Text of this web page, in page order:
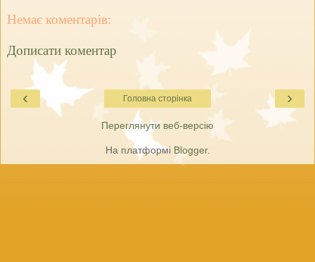
Немає коментарів:
Дописати коментар
‹ ›
Головна сторінка
Переглянути веб-версію
На платформі Blogger.